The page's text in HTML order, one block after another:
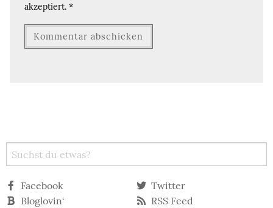
akzeptiert. *
Facebook
Twitter
Bloglovin‘
RSS Feed